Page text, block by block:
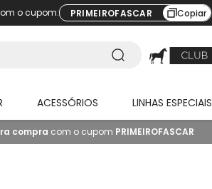
o cupom: PRIMEIROFASCAR Copiar
ACESSÓRIOS LINHAS ESPECIAIS
compra com o cupom PRIMEIROFASCAR